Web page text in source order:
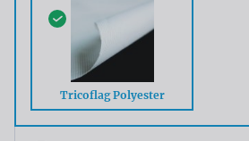
Tricoflag Polyester